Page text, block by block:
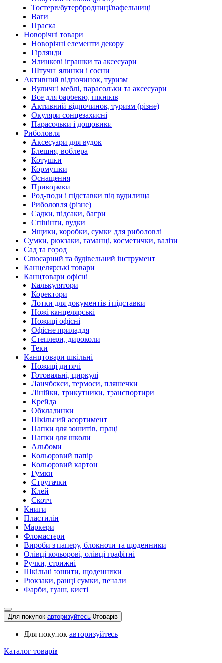
Тостери/бутербродниці/вафельниці
Ваги
Праска
Новорічні товари
Новорічні елементи декору
Гірлянди
Ялинкові іграшки та аксесуари
Штучні ялинки і сосни
Активний відпочинок, туризм
Вуличні меблі, парасольки та аксесуари
Все для барбекю, пікніків
Активний відпочинок, туризм (різне)
Окуляри сонцезахисні
Парасольки і дощовики
Риболовля
Аксесуари для вудок
Блешня, воблера
Котушки
Кормушки
Оснащення
Прикормки
Род-поди і підставки під вудилища
Риболовля (різне)
Садки, підсаки, багри
Спінінги, вудки
Ящики, коробки, сумки для риболовлі
Сумки, рюкзаки, гаманці, косметички, валізи
Сад та город
Слюсарний та будівельний інструмент
Канцелярські товари
Канцтовари офісні
Калькулятори
Коректори
Лотки для документів і підставки
Ножі канцелярські
Ножиці офісні
Офісне приладдя
Степлери, дироколи
Теки
Канцтовари шкільні
Ножиці дитячі
Готовальні, циркулі
Ланчбокси, термоси, пляшечки
Лінійки, трикутники, транспортири
Крейда
Обкладинки
Шкільний асортимент
Папки для зошитів, праці
Папки для школи
Альбоми
Кольоровий папір
Кольоровий картон
Гумки
Стругачки
Клей
Скотч
Книги
Пластилін
Маркери
Фломастери
Вироби з паперу, блокноти та щоденники
Олівці кольорові, олівці графітні
Ручки, стрижні
Шкільні зошити, щоденники
Рюкзаки, ранці сумки, пенали
Фарби, гуаш, кисті
Для покупок авторизуйтесь 0товарів
Для покупок авторизуйтесь
Каталог товарів